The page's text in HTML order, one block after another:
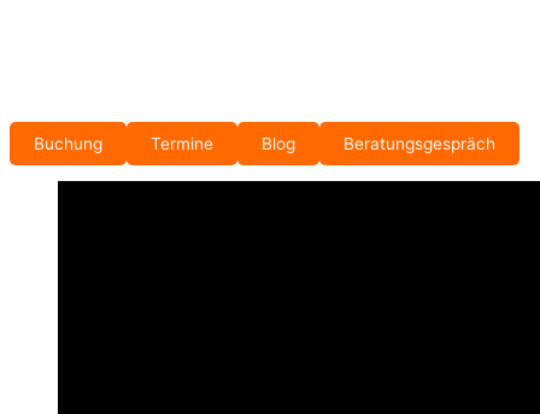
Buchung Termine Blog Beratungsgespräch